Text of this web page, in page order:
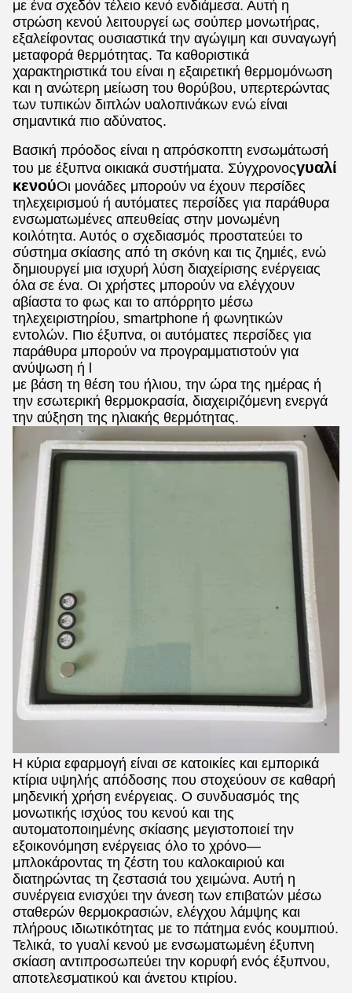
με ένα σχεδόν τέλειο κενό ενδιάμεσα. Αυτή η
στρώση κενού λειτουργεί ως σούπερ μονωτήρας,
εξαλείφοντας ουσιαστικά την αγώγιμη και συναγωγή
μεταφορά θερμότητας. Τα καθοριστικά
χαρακτηριστικά του είναι η εξαιρετική θερμομόνωση
και η ανώτερη μείωση του θορύβου, υπερτερώντας
των τυπικών διπλών υαλοπινάκων ενώ είναι
σημαντικά πιο αδύνατος.
Βασική πρόοδος είναι η απρόσκοπτη ενσωμάτωσή
του με έξυπνα οικιακά συστήματα. Σύγχρονοςγυαλί
κενούΟι μονάδες μπορούν να έχουν περσίδες
τηλεχειρισμού ή αυτόματες περσίδες για παράθυρα
ενσωματωμένες απευθείας στην μονωμένη
κοιλότητα. Αυτός ο σχεδιασμός προστατεύει το
σύστημα σκίασης από τη σκόνη και τις ζημιές, ενώ
δημιουργεί μια ισχυρή λύση διαχείρισης ενέργειας
όλα σε ένα. Οι χρήστες μπορούν να ελέγχουν
αβίαστα το φως και το απόρρητο μέσω
τηλεχειριστηρίου, smartphone ή φωνητικών
εντολών. Πιο έξυπνα, οι αυτόματες περσίδες για
παράθυρα μπορούν να προγραμματιστούν για
ανύψωση ή l
με βάση τη θέση του ήλιου, την ώρα της ημέρας ή
την εσωτερική θερμοκρασία, διαχειριζόμενη ενεργά
την αύξηση της ηλιακής θερμότητας.
Η κύρια εφαρμογή είναι σε κατοικίες και εμπορικά
κτίρια υψηλής απόδοσης που στοχεύουν σε καθαρή
μηδενική χρήση ενέργειας. Ο συνδυασμός της
μονωτικής ισχύος του κενού και της
αυτοματοποιημένης σκίασης μεγιστοποιεί την
εξοικονόμηση ενέργειας όλο το χρόνο—
μπλοκάροντας τη ζέστη του καλοκαιριού και
διατηρώντας τη ζεστασιά του χειμώνα. Αυτή η
συνέργεια ενισχύει την άνεση των επιβατών μέσω
σταθερών θερμοκρασιών, ελέγχου λάμψης και
πλήρους ιδιωτικότητας με το πάτημα ενός κουμπιού.
Τελικά, το γυαλί κενού με ενσωματωμένη έξυπνη
σκίαση αντιπροσωπεύει την κορυφή ενός έξυπνου,
αποτελεσματικού και άνετου κτιρίου.